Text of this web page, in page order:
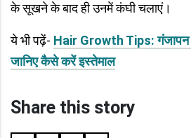
के सूखने के बाद ही उनमें कंघी चलाएं।
ये भी पढ़ें- Hair Growth Tips: गंजापन
जानिए कैसे करें इस्तेमाल
Share this story